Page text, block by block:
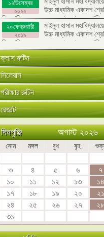
১২ডিসেম্বর
২০২২
উচ্চ মাধ্যমিক একাদশ
ফি, মাসিক বেতন এবং অন্যান্য খরচের
২০ফেব্রুয়ারী
২০১৯
মাইনুল হাসান
উচ্চ মাধ্যমিক একাদশ
ফি, মাসিক বেতন এবং অন্যান্য খরচের
ক্লাস রুটিন
সিলেবাস
পরীক্ষার রুটিন
রেজাল্ট
দিনপুঞ্জি অগাস্ট ২০২৬
সোম মঙ্গল বুধ বৃহ:
৩
৪ ৫ ৬ ৭
১০
১১ ১২ ১৩ ১৪
১৭
১৮ ১৯ ২০ ২১
২৪
২৫ ২৬ ২৭ ২৮
৩১